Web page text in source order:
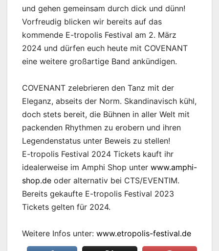
und gehen gemeinsam durch dick und dünn!
Vorfreudig blicken wir bereits auf das
kommende E-tropolis Festival am 2. März
2024 und dürfen euch heute mit COVENANT
eine weitere großartige Band ankündigen.
COVENANT zelebrieren den Tanz mit der
Eleganz, abseits der Norm. Skandinavisch kühl,
doch stets bereit, die Bühnen in aller Welt mit
packenden Rhythmen zu erobern und ihren
Legendenstatus unter Beweis zu stellen!
E-tropolis Festival 2024 Tickets kauft ihr
idealerweise im Amphi Shop unter www.amphi-
shop.de oder alternativ bei CTS/EVENTIM.
Bereits gekaufte E-tropolis Festival 2023
Tickets gelten für 2024.
Weitere Infos unter: www.etropolis-festival.de